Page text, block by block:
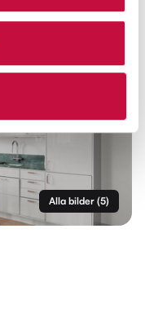
Alla bilder (5)